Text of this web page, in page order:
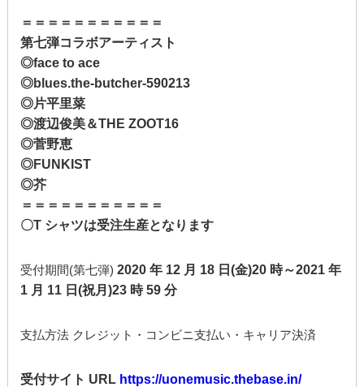
＝＝＝＝＝＝＝＝＝＝＝
第七弾コラボアーティスト
◎face to ace
◎blues.the-butcher-590213
◎片平里菜
◎渡辺俊美＆THE ZOOT16
◎菅野恵
◎FUNKIST
◎芥
＝＝＝＝＝＝＝＝＝＝＝
〇T シャツは受注生産となります
受付期間(第七弾)2020 年 12 月 18 日(金)20 時～2021 年
1 月 11 日(祝月)23 時 59 分
支払方法 クレジット・コンビニ支払い・キャリア決済
受付サイト URL https://uonemusic.thebase.in/